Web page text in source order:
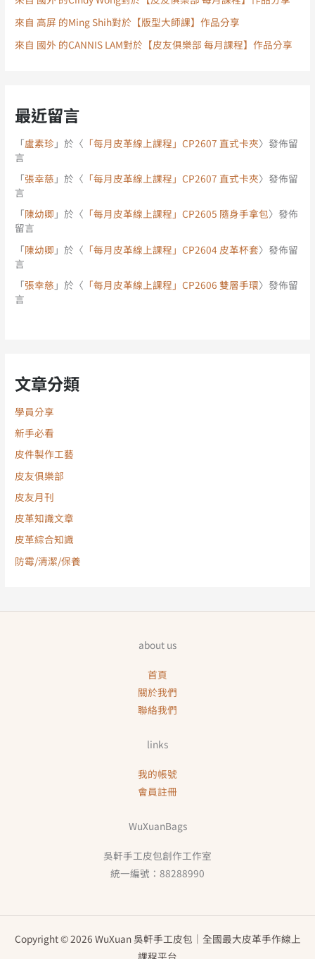
來自 高屏 的Ming Shih對於【版型大師課】作品分享
來自 國外 的CANNIS LAM對於【皮友俱樂部 每月課程】作品分享
最近留言
「盧素珍」於〈 「每月皮革線上課程」CP2607 直式卡夾〉發佈留
言
「張幸慈 」於〈 「每月皮革線上課程」CP2607 直式卡夾〉發佈留
言
「陳幼卿 」於〈 「每月皮革線上課程」CP2605 隨身手拿包〉發佈
留言
「陳幼卿 」於〈 「每月皮革線上課程」CP2604 皮革杯套〉發佈留
言
「張幸慈 」於〈 「每月皮革線上課程」CP2606 雙層手環〉發佈留
言
文章分類
學員分享
新手必看
皮件製作工藝
皮友俱樂部
皮友月刊
皮革知識文章
皮革綜合知識
防霉/清潔/保養
about us
首頁
關於我們
聯絡我們
links
我的帳號
會員註冊
WuXuanBags
吳軒手工皮包創作工作室
統一編號：88288990
Copyright © 2026 WuXuan 吳軒手工皮包｜全國最大皮革手作線上